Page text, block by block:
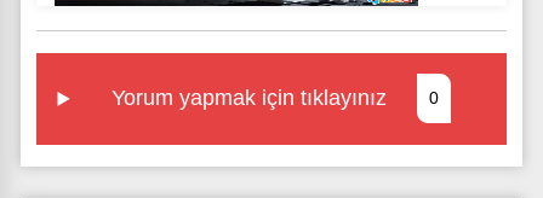
Yorum yapmak için tıklayınız 0